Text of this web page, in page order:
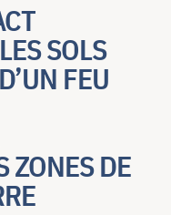
SOLS
FEU
ZONES DE